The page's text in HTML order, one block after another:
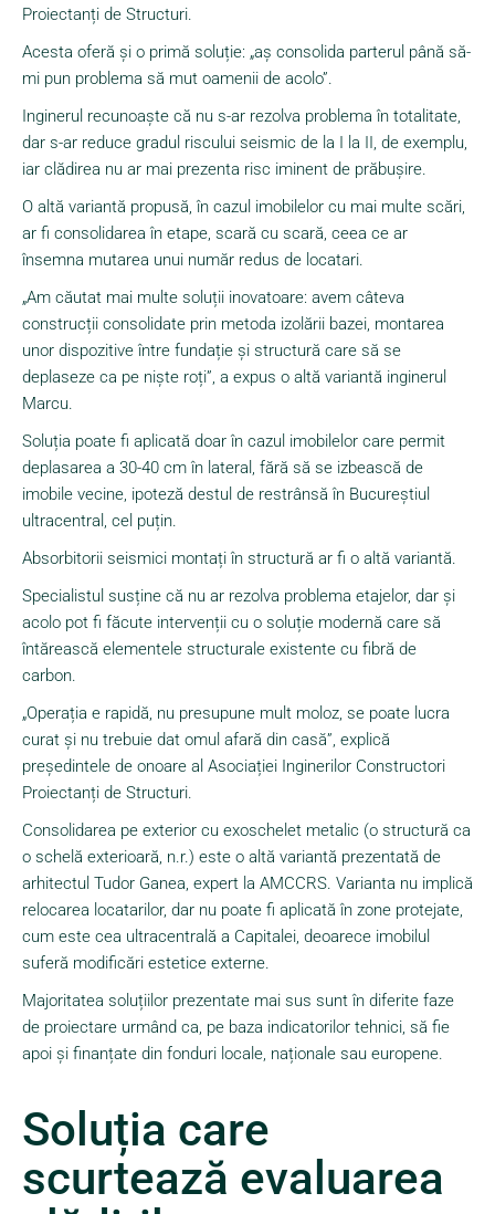
Proiectanți de Structuri.
Acesta oferă și o primă soluție: „aș consolida parterul până să-
mi pun problema să mut oamenii de acolo”.
Inginerul recunoaște că nu s-ar rezolva problema în totalitate,
dar s-ar reduce gradul riscului seismic de la I la II, de exemplu,
iar clădirea nu ar mai prezenta risc iminent de prăbușire.
O altă variantă propusă, în cazul imobilelor cu mai multe scări,
ar fi consolidarea în etape, scară cu scară, ceea ce ar
însemna mutarea unui număr redus de locatari.
„Am căutat mai multe soluții inovatoare: avem câteva
construcții consolidate prin metoda izolării bazei, montarea
unor dispozitive între fundație și structură care să se
deplaseze ca pe niște roți”, a expus o altă variantă inginerul
Marcu.
Soluția poate fi aplicată doar în cazul imobilelor care permit
deplasarea a 30-40 cm în lateral, fără să se izbească de
imobile vecine, ipoteză destul de restrânsă în Bucureștiul
ultracentral, cel puțin.
Absorbitorii seismici montați în structură ar fi o altă variantă.
Specialistul susține că nu ar rezolva problema etajelor, dar și
acolo pot fi făcute intervenții cu o soluție modernă care să
întărească elementele structurale existente cu fibră de
carbon.
„Operația e rapidă, nu presupune mult moloz, se poate lucra
curat și nu trebuie dat omul afară din casă”, explică
președintele de onoare al Asociației Inginerilor Constructori
Proiectanți de Structuri.
Consolidarea pe exterior cu exoschelet metalic (o structură ca
o schelă exterioară, n.r.) este o altă variantă prezentată de
arhitectul Tudor Ganea, expert la AMCCRS. Varianta nu implică
relocarea locatarilor, dar nu poate fi aplicată în zone protejate,
cum este cea ultracentrală a Capitalei, deoarece imobilul
suferă modificări estetice externe.
Majoritatea soluțiilor prezentate mai sus sunt în diferite faze
de proiectare urmând ca, pe baza indicatorilor tehnici, să fie
apoi și finanțate din fonduri locale, naționale sau europene.
Soluția care
scurtează evaluarea